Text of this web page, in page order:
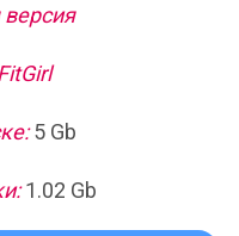
5 Gb
1.02 Gb